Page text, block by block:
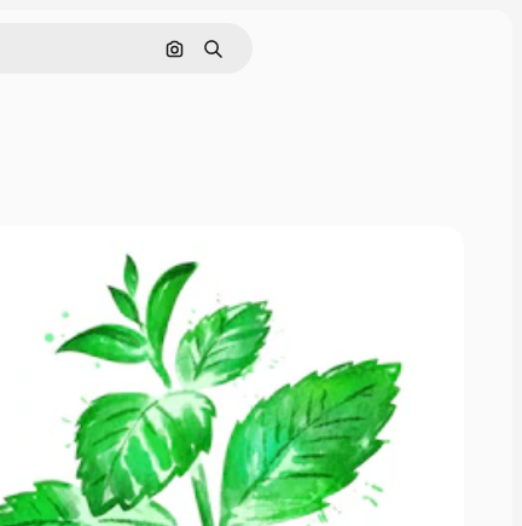
Поиск по изображению
Поиск